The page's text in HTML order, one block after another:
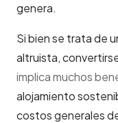
genera.
Si bien se trata de
altruista,
implica muchos
alojamiento
costos generales